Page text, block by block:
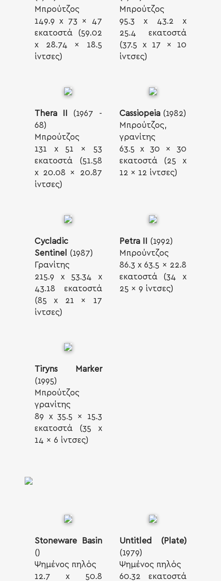
Μπρούτζος
149.9 x 73 x 47
εκατοστά (59.02
x 28.74 x 18.5
ίντσες)
Μπρούτζος
95.3 x 43.2 x
25.4 εκατοστά
(37.5 x 17 x 10
ίντσες)
Thera II
(1967 -
68)
Μπρούτζος
131 x 51 x 53
εκατοστά (51.58
x 20.08 x 20.87
ίντσες)
Cassiopeia(1982)
Μπρούτζος,
γρανίτης
63.5 x 30 x 30
εκατοστά (25 x
12 x 12 ίντσες)
Cycladic
Sentinel
(1987)
Γρανίτης
215.9 x 53.34 x
43.18 εκατοστά
(85 x 21 x 17
ίντσες)
Petra II
(1992)
Μπρούντζος
86.3 x 63.5 x 22.8
εκατοστά (34 x
25 x 9 ίντσες)
Tiryns Marker
(1995)
Μπρούτζος
γρανίτης
89 x 35.5 x 15.3
εκατοστά (35 x
14 x 6 ίντσες)
Stoneware Basin
()
Ψημένος πηλός
12.7 x 50.8
Untitled (Plate)
(1979)
Ψημένος πηλός
60.32 εκατοστά